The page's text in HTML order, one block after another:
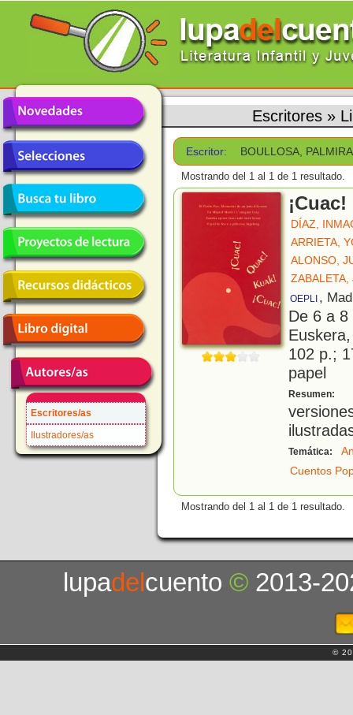
Escritores/as
Ilustradores/as
Escritores »
Escritor: BOULLOSA,
Mostrando del 1 al 1 de 1 resultado.
DÍAZ,
ARRIETA,
ALONSO,
ZABALETA,
OEPLI ,
De 6 a
102 p.;
papel
Resumen:
Temática:
Cuentos
Mostrando del 1 al 1 de 1 resultado.
lupadelcuento© 2013-
©